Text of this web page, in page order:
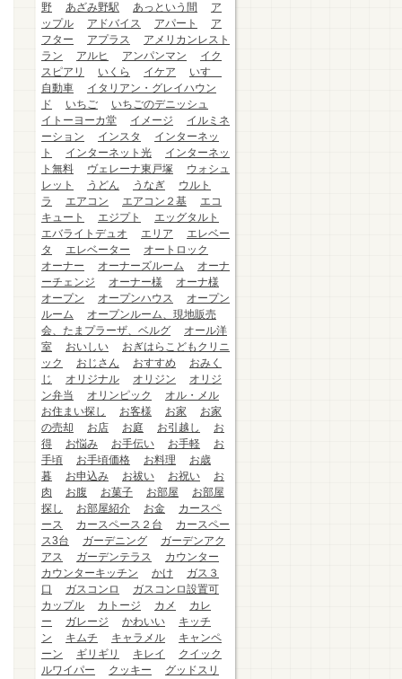
野
あざみ野駅 あっという間
ア
ップル
アドバイス アパート
ア
フター
アプラス
アメリカンレスト
ラン
アルヒ アンパンマン
イク
スピアリ
いくら イケア
いすゞ
自動車
イタリアン・グレイハウン
ド
いちご
いちごのデニッシュ
イトーヨーカ堂
イメージ
イルミネ
ーション
インスタ
インターネッ
ト
インターネット光
インターネッ
ト無料
ヴェレーナ東戸塚
ウォシュ
レット
うどん うなぎ
ウルト
ラ
エアコン エアコン２基
エコ
キュート
エジプト
エッグタルト
エバライトデュオ
エリア
エレベー
タ
エレベーター
オートロック
オーナー
オーナーズルーム
オーナ
ーチェンジ
オーナー様
オーナ様
オープン
オープンハウス
オープン
ルーム
オープンルーム、現地販売
会、たまプラーザ、ベルグ
オール洋
室
おいしい
おぎはらこどもクリニ
ック
おじさん おすすめ
おみく
じ
オリジナル オリジン
オリジ
ン弁当
オリンピック
オル・メル
お住まい探し
お客様 お家
お家
の売却
お店 お庭 お引越し
お
得
お悩み お手伝い お手軽
お
手頃
お手頃価格 お料理
お歳
暮
お申込み お祓い お祝い
お
肉
お腹 お菓子 お部屋
お部屋
探し
お部屋紹介 お金
カースペ
ース
カースペース２台
カースペー
ス3台
ガーデニング
ガーデンアク
アス
ガーデンテラス
カウンター
カウンターキッチン
かけ
ガス３
口
ガスコンロ
ガスコンロ設置可
カップル
カトージ カメ
カレ
ー
ガレージ かわいい
キッチ
ン
キムチ キャラメル
キャンペ
ーン
ギリギリ キレイ
クイック
ルワイパー
クッキー
グッドスリ